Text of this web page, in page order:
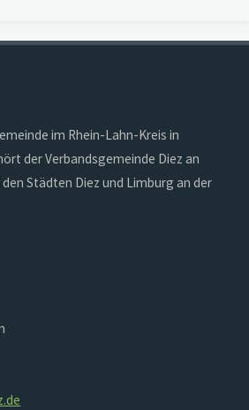
im Rhein-Lahn-Kreis in
der Verbandsgemeinde Diez an
Städten Diez und Limburg an der